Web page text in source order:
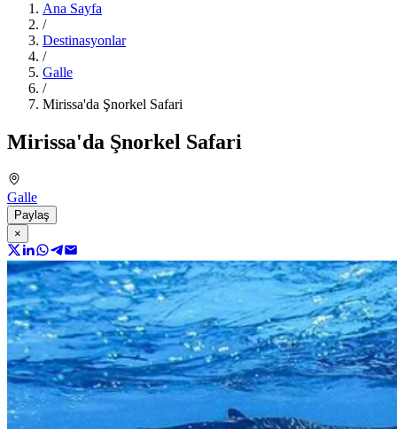
Ana Sayfa
/
Destinasyonlar
/
Galle
/
Mirissa'da Şnorkel Safari
Mirissa'da Şnorkel Safari
Galle
Paylaş
×